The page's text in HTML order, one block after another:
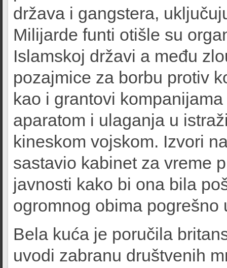
država i gangstera,
Milijarde funti otišle su
Islamskoj državi a među
pozajmice za borbu protiv
kao i grantovi
aparatom i ulaganja u
kineskom vojskom. Izvori
sastavio kabinet za vreme
javnosti kako bi ona bila
ogromnog obima pogrešno
Bela kuća je poručila
uvodi zabranu društvenih